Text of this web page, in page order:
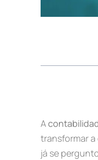
A
transformar a
já se